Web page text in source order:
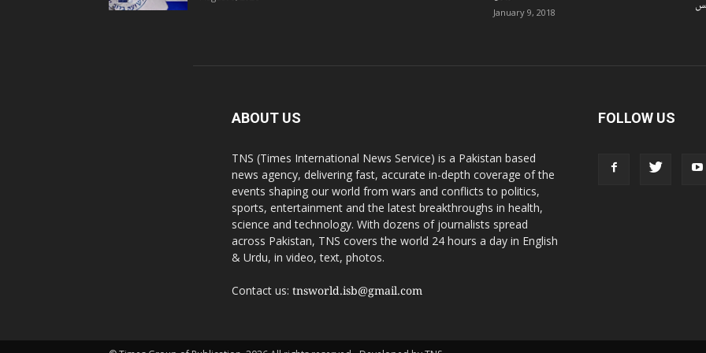
January 9, 2018
ABOUT US
TNS (Times International News Service) is a Pakistan based
news agency, delivering fast, accurate in-depth coverage of the
events shaping our world from wars and conflicts to politics,
sports, entertainment and the latest breakthroughs in health,
science and technology. With dozens of journalists spread
across Pakistan, TNS covers the world 24 hours a day in English
& Urdu, in video, text, photos.
Contact us:tnsworld.isb@gmail.com
FOLLOW US